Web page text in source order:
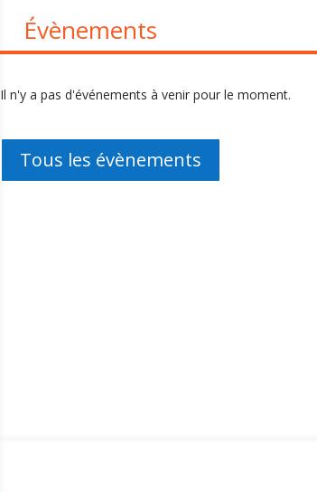
Évènements
Il n'y a pas d'événements à venir pour le moment.
Tous les évènements